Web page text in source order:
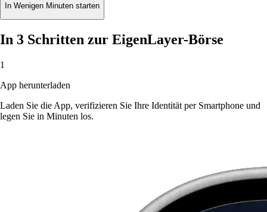
In Wenigen Minuten starten
In 3 Schritten zur EigenLayer-Börse
1
App herunterladen
Laden Sie die App, verifizieren Sie Ihre Identität per Smartphone und
legen Sie in Minuten los.